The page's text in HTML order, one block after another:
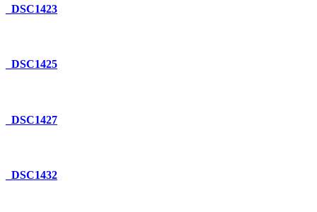
_DSC1423
_DSC1425
_DSC1427
_DSC1432